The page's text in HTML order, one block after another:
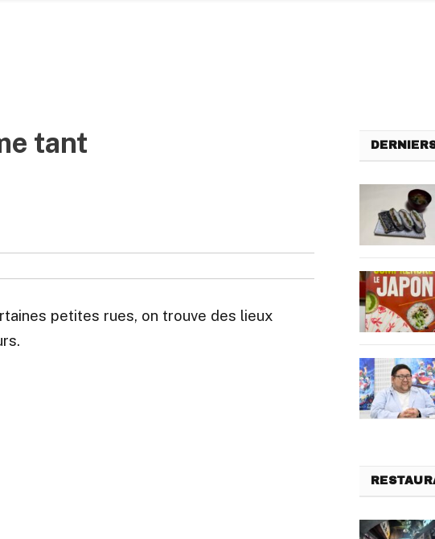
tant
petites rues, on trouve des lieux